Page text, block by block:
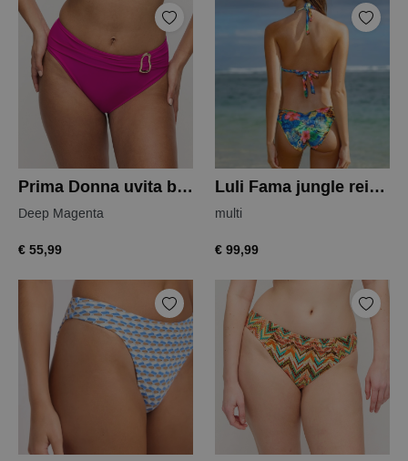
Prima Donna uvita bikini slip
Deep Magenta
€ 55,99
Luli Fama jungle reign slip
multi
€ 99,99